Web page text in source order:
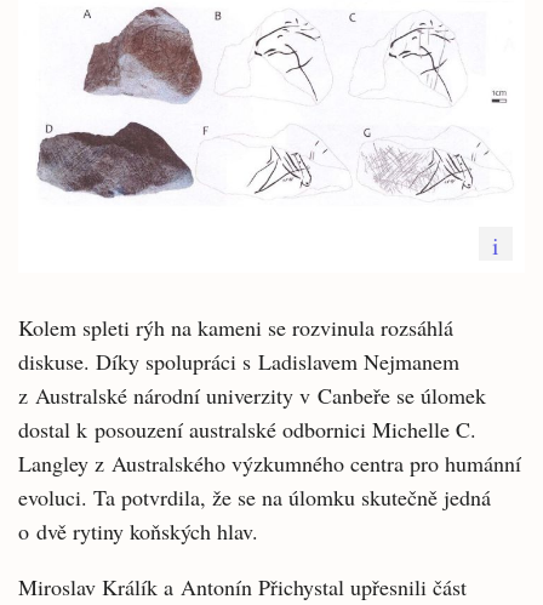
i
Kolem spleti rýh na kameni se rozvinula rozsáhlá
diskuse. Díky spolupráci s Ladislavem Nejmanem
z Australské národní univerzity v Canbeře se úlomek
dostal k posouzení australské odbornici Michelle C.
Langley z Australského výzkumného centra pro humánní
evoluci. Ta potvrdila, že se na úlomku skutečně jedná
o dvě rytiny koňských hlav.
Miroslav Králík a Antonín Přichystal upřesnili část